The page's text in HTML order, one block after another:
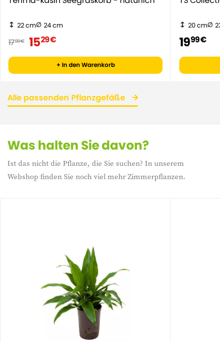
22 cm 24 cm
1799 € 1529 €
+ In den Warenkorb
20 cm
1999 €
Alle passenden Pflanzgefäße
Was halten Sie davon?
Ist das nicht die Pflanze, die Sie suchen? In unserem
Webshop finden Sie noch viel mehr Zimmerpflanzen.